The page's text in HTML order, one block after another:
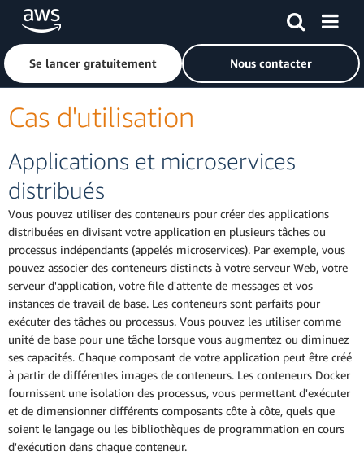
Passer au contenu principal
Cliquer ici pour revenir à la page d'accueil d'Amazon Web
Se lancer gratuitement Nous contacter
Cas d'utilisation
Applications et microservices
distribués
Vous pouvez utiliser des conteneurs pour créer des applications
distribuées en divisant votre application en plusieurs tâches ou
processus indépendants (appelés microservices). Par exemple, vous
pouvez associer des conteneurs distincts à votre serveur Web, votre
serveur d'application, votre file d'attente de messages et vos
instances de travail de base. Les conteneurs sont parfaits pour
exécuter des tâches ou processus. Vous pouvez les utiliser comme
unité de base pour une tâche lorsque vous augmentez ou diminuez
ses capacités. Chaque composant de votre application peut être créé
à partir de différentes images de conteneurs. Les conteneurs Docker
fournissent une isolation des processus, vous permettant d'exécuter
et de dimensionner différents composants côte à côte, quels que
soient le langage ou les bibliothèques de programmation en cours
d'exécution dans chaque conteneur.